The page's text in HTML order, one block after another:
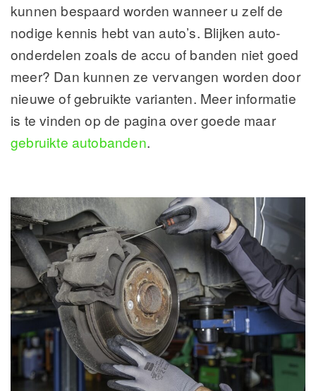
kunnen bespaard worden wanneer u zelf de
nodige kennis hebt van auto’s. Blijken auto-
onderdelen zoals de accu of banden niet goed
meer? Dan kunnen ze vervangen worden door
nieuwe of gebruikte varianten. Meer informatie
is te vinden op de pagina over goede maar
gebruikte autobanden.